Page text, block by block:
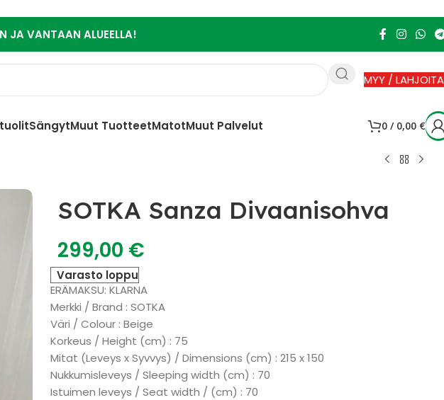
JA VANTAAN ALUEELLA!
MYY / LAHJOITA
SängytMuut TuotteetMatotMuut Palvelut 0 / 0,00 €
SOTKA Sanza Divaanisohva
299,00 €
Varasto loppu
ERÄMAKSU: KLARNA
Merkki / Brand : SOTKA
Väri / Colour : Beige
Korkeus / Height (cm) : 75
Mitat (Leveys x Syvvys) / Dimensions (cm) : 215 x 150
Nukkumisleveys / Sleeping width (cm) : 70
Istuimen leveys / Seat width / (cm) : 70